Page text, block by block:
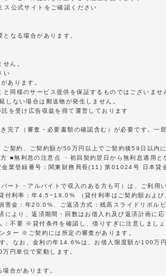
ス公式サイトをご確認ください
なる場合があります。
ん。
い
あります。
同様のサービス提供を保証するものではございませ
ない場合は郵送物が発生しません。
を受け広告収益を得て運営しております
了（審査・必要書類の確認含む）が必要です。一
約、ご契約額が50万円以上でご契約後59日以内
無利息の注意点 ・初回契約翌日から無利息適用と
業登録番号：関東財務局長(11) 第01024号 日本
ト・アルバイトで収入のある方も可）は、ご利用
利率：年4.5~18.0% （貸付利率はご契約額およ
金：年20.0%、ご返済方式：残高スライドリボル
より、返済期間・回数はお借入れ及び返済計画に
不要 ※貸付条件を確認し、借りすぎに注意しまし
ター ※ご契約には所定の審査があります。
なお、金利の年14.6%は、お借入限度額が100万円
円単位で変動します。
合があります。